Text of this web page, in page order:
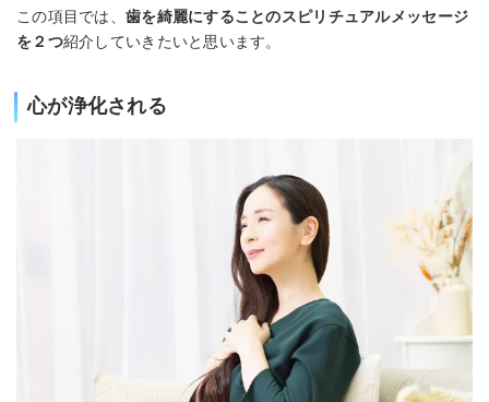
この項目では、 歯を綺麗にすることのスピリチュアルメッセージ
を２つ紹介していきたいと思います。
心が浄化される